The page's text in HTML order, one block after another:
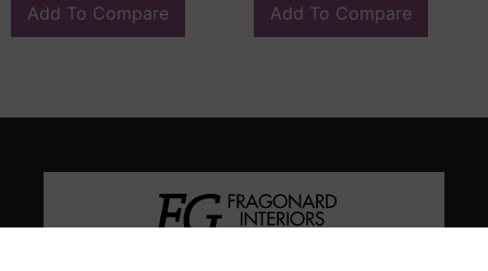
Add To Compare Add To Compare